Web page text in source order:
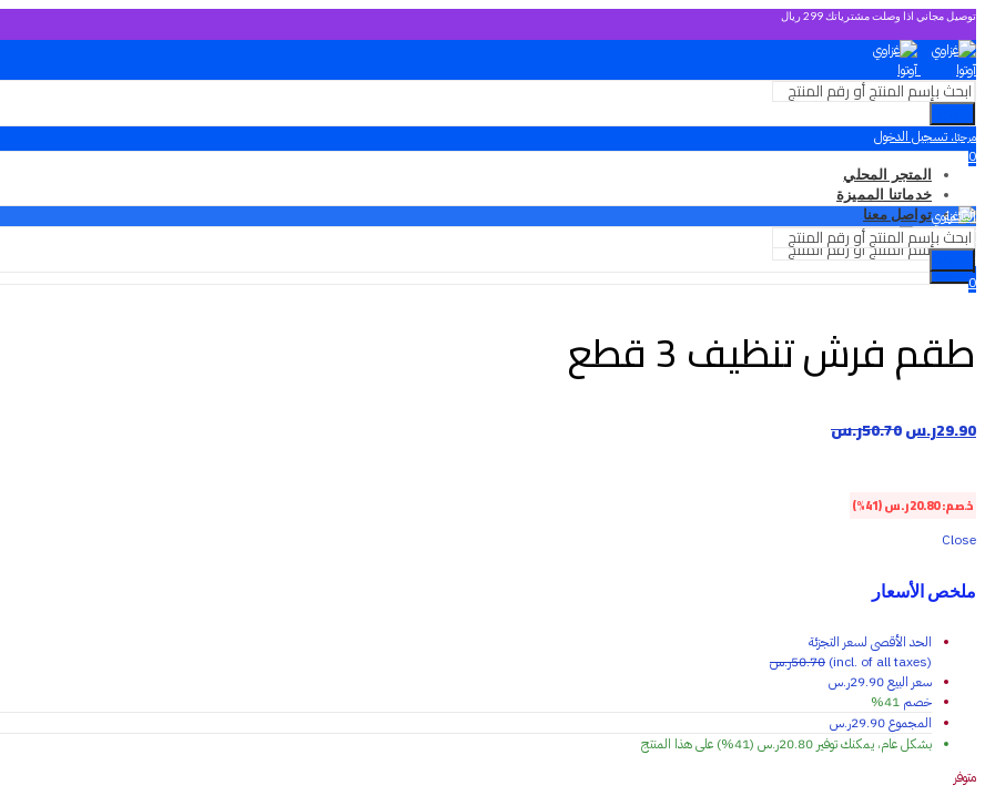
توصيل مجاني اذا وصلت مشترياتك 299 ريال
مرحبًا، تسجيل الدخول
0
ر.س
القائمة
تسجيل الدخول
0
0.00
المتجر المحلي
خدماتنا المميزة
تواصل معنا
بحث
القائمة
0
طقم فرش تنظيف 3 قطع
29.90ر.س50.70ر.س
خصم:20.80ر.س(41%)
Close
ملخص الأسعار
الحد الأقصى لسعر التجزئة
(incl. of all taxes)
50.70ر.س
سعر البيع29.90ر.س
خصم 41%
المجموع29.90ر.س
بشكل عام، يمكنك توفير 20.80ر.س (41%)
على هذا المنتج
متوفر